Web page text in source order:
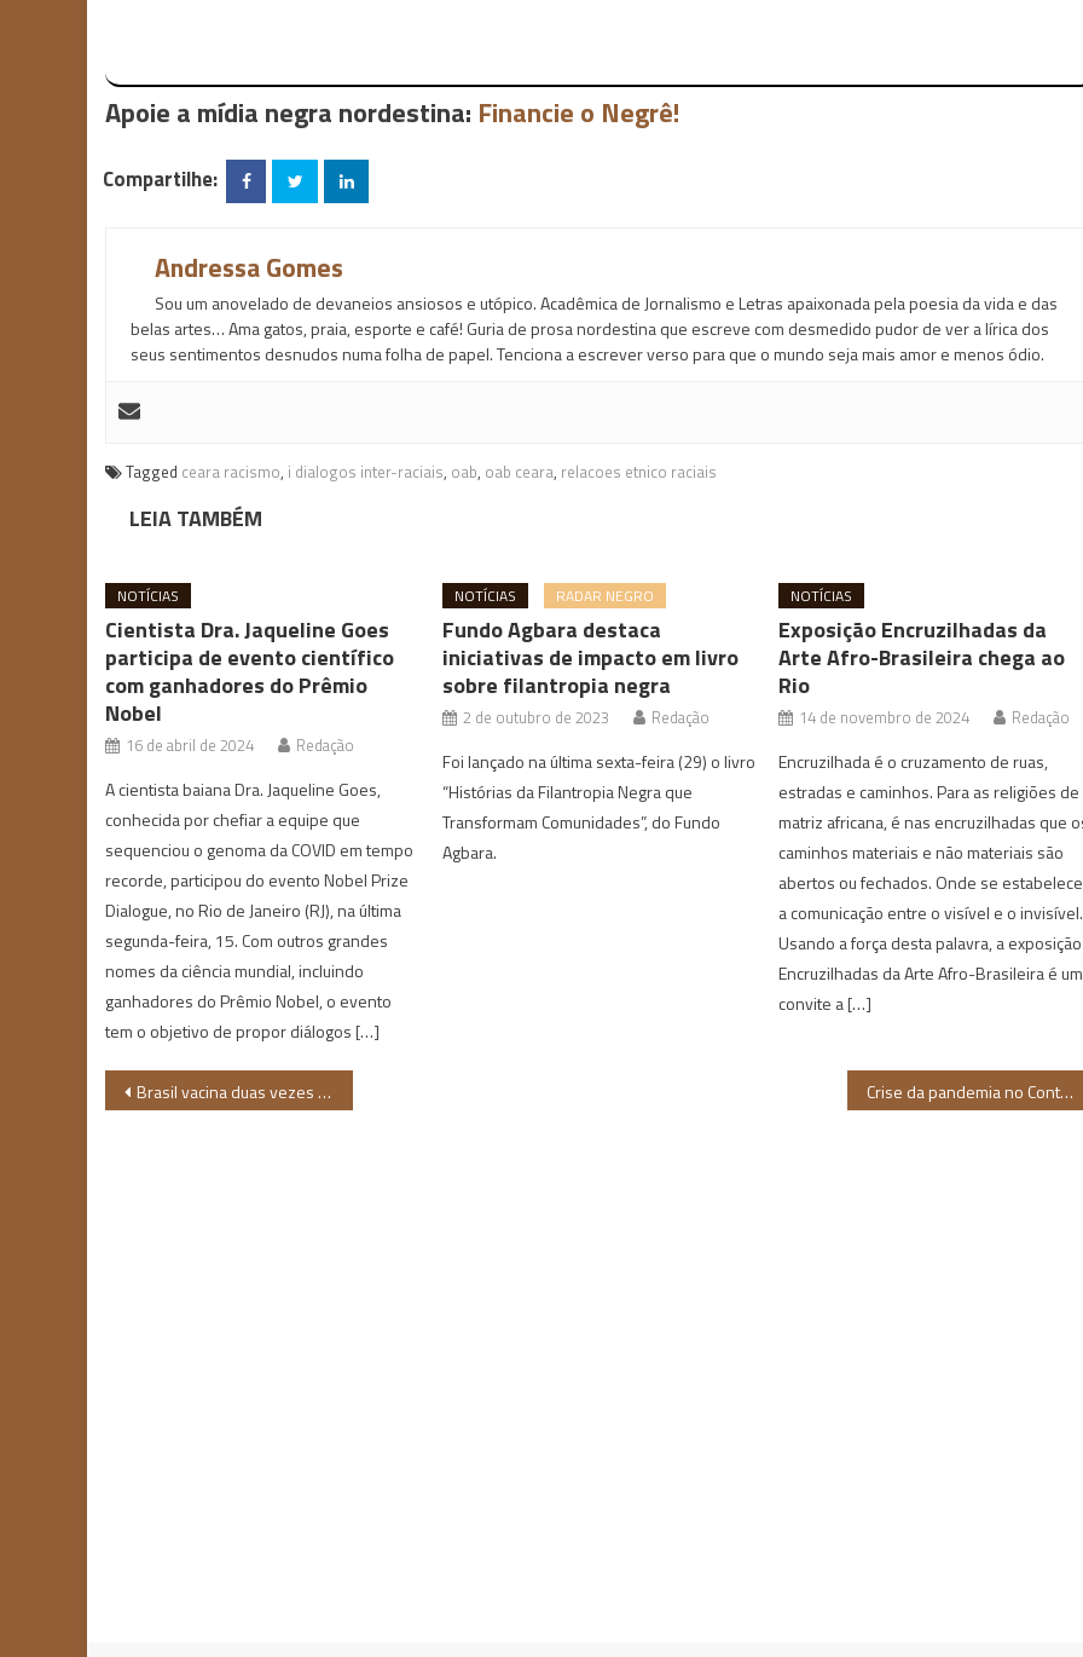
Apoie a mídia negra nordestina: Financie o Negrê!
Compartilhe:
Andressa Gomes
Sou um anovelado de devaneios ansiosos e utópico. Acadêmica de Jornalismo e Letras apaixonada pela poesia da vida e das
belas artes… Ama gatos, praia, esporte e café! Guria de prosa nordestina que escreve com desmedido pudor de ver a lírica dos
seus sentimentos desnudos numa folha de papel. Tenciona a escrever verso para que o mundo seja mais amor e menos ódio.
Tagged ceara racismo, i dialogos inter-raciais, oab, oab ceara, relacoes etnico raciais
LEIA TAMBÉM
NOTÍCIAS
Cientista Dra. Jaqueline Goes
participa de evento científico
com ganhadores do Prêmio
Nobel
16 de abril de 2024 Redação
A cientista baiana Dra. Jaqueline Goes,
conhecida por chefiar a equipe que
sequenciou o genoma da COVID em tempo
recorde, participou do evento Nobel Prize
Dialogue, no Rio de Janeiro (RJ), na última
segunda-feira, 15. Com outros grandes
nomes da ciência mundial, incluindo
ganhadores do Prêmio Nobel, o evento
tem o objetivo de propor diálogos […]
NOTÍCIAS RADAR NEGRO
Fundo Agbara destaca
iniciativas de impacto em livro
sobre filantropia negra
2 de outubro de 2023 Redação
Foi lançado na última sexta-feira (29) o livro
“Histórias da Filantropia Negra que
Transformam Comunidades”, do Fundo
Agbara.
NOTÍCIAS
Exposição Encruzilhadas da
Arte Afro-Brasileira chega ao
Rio
14 de novembro de 2024 Redação
Encruzilhada é o cruzamento de ruas,
estradas e caminhos. Para as religiões de
matriz africana, é nas encruzilhadas que
caminhos materiais e não materiais são
abertos ou fechados. Onde se estabelece
a comunicação entre o visível e o invisível.
Usando a força desta palavra, a exposição
Encruzilhadas da Arte Afro-Brasileira é um
convite a […]
Navegação
Brasil vacina duas vezes mais pessoas brancas do que negras, segundo apuração Crise da pandemia no Continente Africano expõe os valores coloniais que nunca se foram